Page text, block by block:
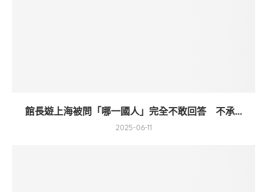
館長遊上海被問「哪一國人」完全不敢回答 不承...
2025-06-11